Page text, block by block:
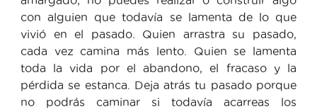
con alguien que todavía se lamenta de lo que
vivió en el pasado. Quien arrastra su pasado,
cada vez camina más lento. Quien se lamenta
toda la vida por el abandono, el fracaso y la
pérdida se estanca. Deja atrás tu pasado porque
no podrás caminar si todavía acarreas los